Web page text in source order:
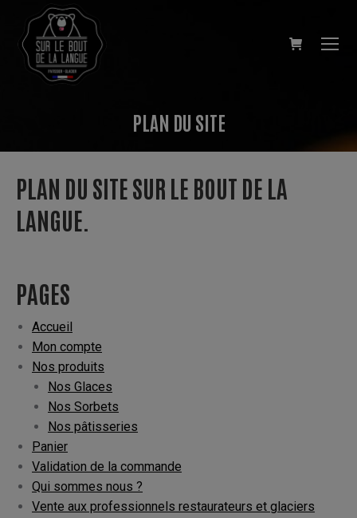
PLAN DU SITE
PLAN DU SITE SUR LE BOUT DE LA
LANGUE.
PAGES
Accueil
Mon compte
Nos produits
Nos Glaces
Nos Sorbets
Nos pâtisseries
Panier
Validation de la commande
Qui sommes nous ?
Vente aux professionnels restaurateurs et glaciers